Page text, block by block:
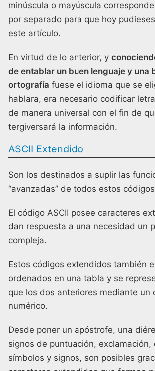
minúscula o mayúscula
por separado para que hoy
este artículo.
En virtud de lo anterior, y
de entablar un buen lenguaje y una
ortografía fuese el idioma que se
hablara, era necesario codificar
de manera universal con el fin de
tergiversará la información.
ASCII Extendido
Son los destinados a suplir las
“avanzadas” de todos estos
El código ASCII posee caracteres
dan respuesta a una necesidad un
compleja.
Estos códigos extendidos también
ordenados en una tabla y se
que los dos anteriores mediante un
numérico.
Desde poner un apóstrofe, una
signos de puntuación, exclamación,
símbolos y signos, son posibles